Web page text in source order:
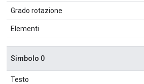
Grado rotazione
Elementi
Simbolo 0
Testo